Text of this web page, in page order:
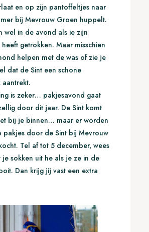
en op zijn pantoffeltjes naar
bij Mevrouw Groen huppelt.
wel in de avond als ie zijn
getrokken. Maar misschien
helpen met de was of zie je
dat de Sint een schone
is zeker… pakjesavond gaat
door dit jaar. De Sint komt
bij je binnen… maar er worden
pakjes door de Sint bij Mevrouw
Tel af tot 5 december, wees
je sokken uit he als je ze in de
Dan krijg jij vast een extra